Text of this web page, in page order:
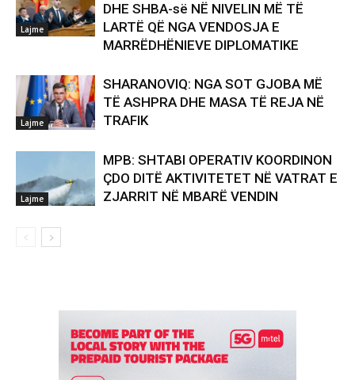
Lajme
DHE SHBA-së NË NIVELIN MË TË
LARTË QË NGA VENDOSJA E
MARRËDHËNIEVE DIPLOMATIKE
Lajme
SHARANOVIQ: NGA SOT GJOBA MË
TË ASHPRA DHE MASA TË REJA NË
TRAFIK
Lajme
MPB: SHTABI OPERATIV KOORDINON
ÇDO DITË AKTIVITETET NË VATRAT E
ZJARRIT NË MBARË VENDIN